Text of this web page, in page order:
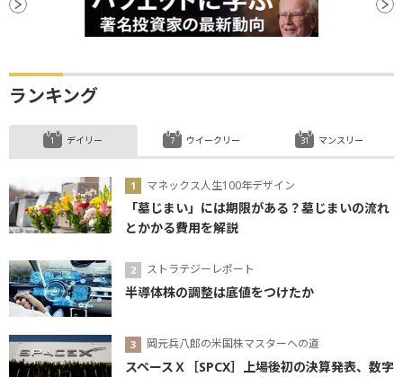
ランキング
デイリー
マネックス人生100年デザイン
「墓じまい」には期限がある？墓じまいの流れ
とかかる費用を解説
ストラテジーレポート
半導体株の調整は底値をつけたか
岡元兵八郎の米国株マスターへの道
スペースＸ［SPCX］上場後初の決算発表、数字
ウイークリー マンスリー